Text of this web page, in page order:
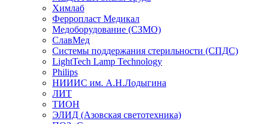
Химлаб
Ферропласт Медикал
Медоборудование (СЗМО)
СлавМед
Системы поддержания стерильности (СПДС)
LightTech Lamp Technology
Philips
НИИИС им. А.Н.Лодыгина
ЛИТ
ТИОН
ЭЛИД (Азовская светотехника)